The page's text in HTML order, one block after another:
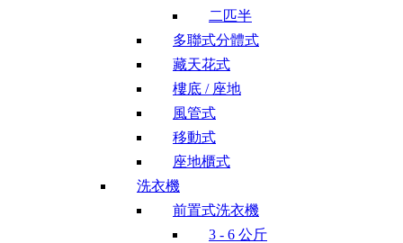
二匹半
多聯式分體式
藏天花式
樓底 / 座地
風管式
移動式
座地櫃式
洗衣機
前置式洗衣機
3 - 6 公斤